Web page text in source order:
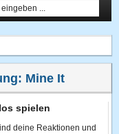
Mine It
spielen
deine Reaktionen und